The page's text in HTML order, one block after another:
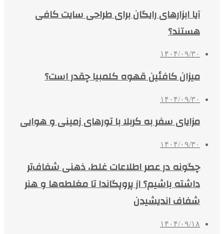
آیا ابزارهای رایگان برای طراحی سایت کافی
هستند؟
۱۴۰۴/۰۹/۳۰
میزان کافئین قهوه کلمبیا چقدر است؟
۱۴۰۴/۰۹/۳۰
مزایای سفر به کربلا با تورهای زمینی و هوایی
۱۴۰۴/۰۹/۳۰
چگونه در عصر اطلاعات غلط، ذهنی شفاف‌تر
داشته باشیم؟ از پروپگاندا تا مغلطه‌ها و هنر
شفاف اندیشیدن
۱۴۰۴/۰۹/۱۸